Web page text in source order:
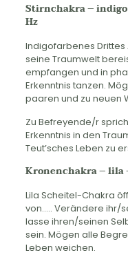
Stirnchakra – indigo
Hz
Indigofarbenes
seine Traumwelt
empfangen und in
Erkenntnis tanzen.
paaren und zu neuen
Zu Befreyende/r
Erkenntnis in den
Teut’sches Leben zu
Kronenchakra – lila
Lila Scheitel-Chakra
von….. Verändere ihr/
lasse ihren/seinen
sein. Mögen alle
Leben weichen.